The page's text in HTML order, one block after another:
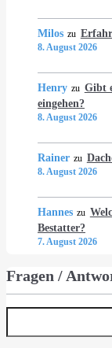
Milos zu
8. August 2026
Henry zu Gibt
eingehen?
8. August 2026
Rainer zu
8. August 2026
Hannes zu
Bestatter?
7. August 2026
Fragen /